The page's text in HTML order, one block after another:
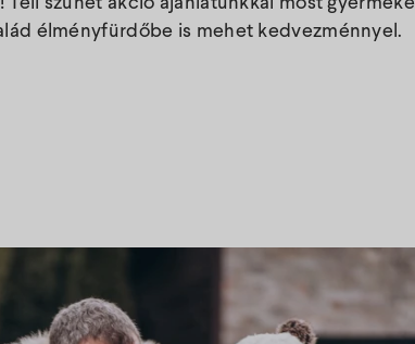
élményfürdőbe is mehet kedvezménnyel.
Programok